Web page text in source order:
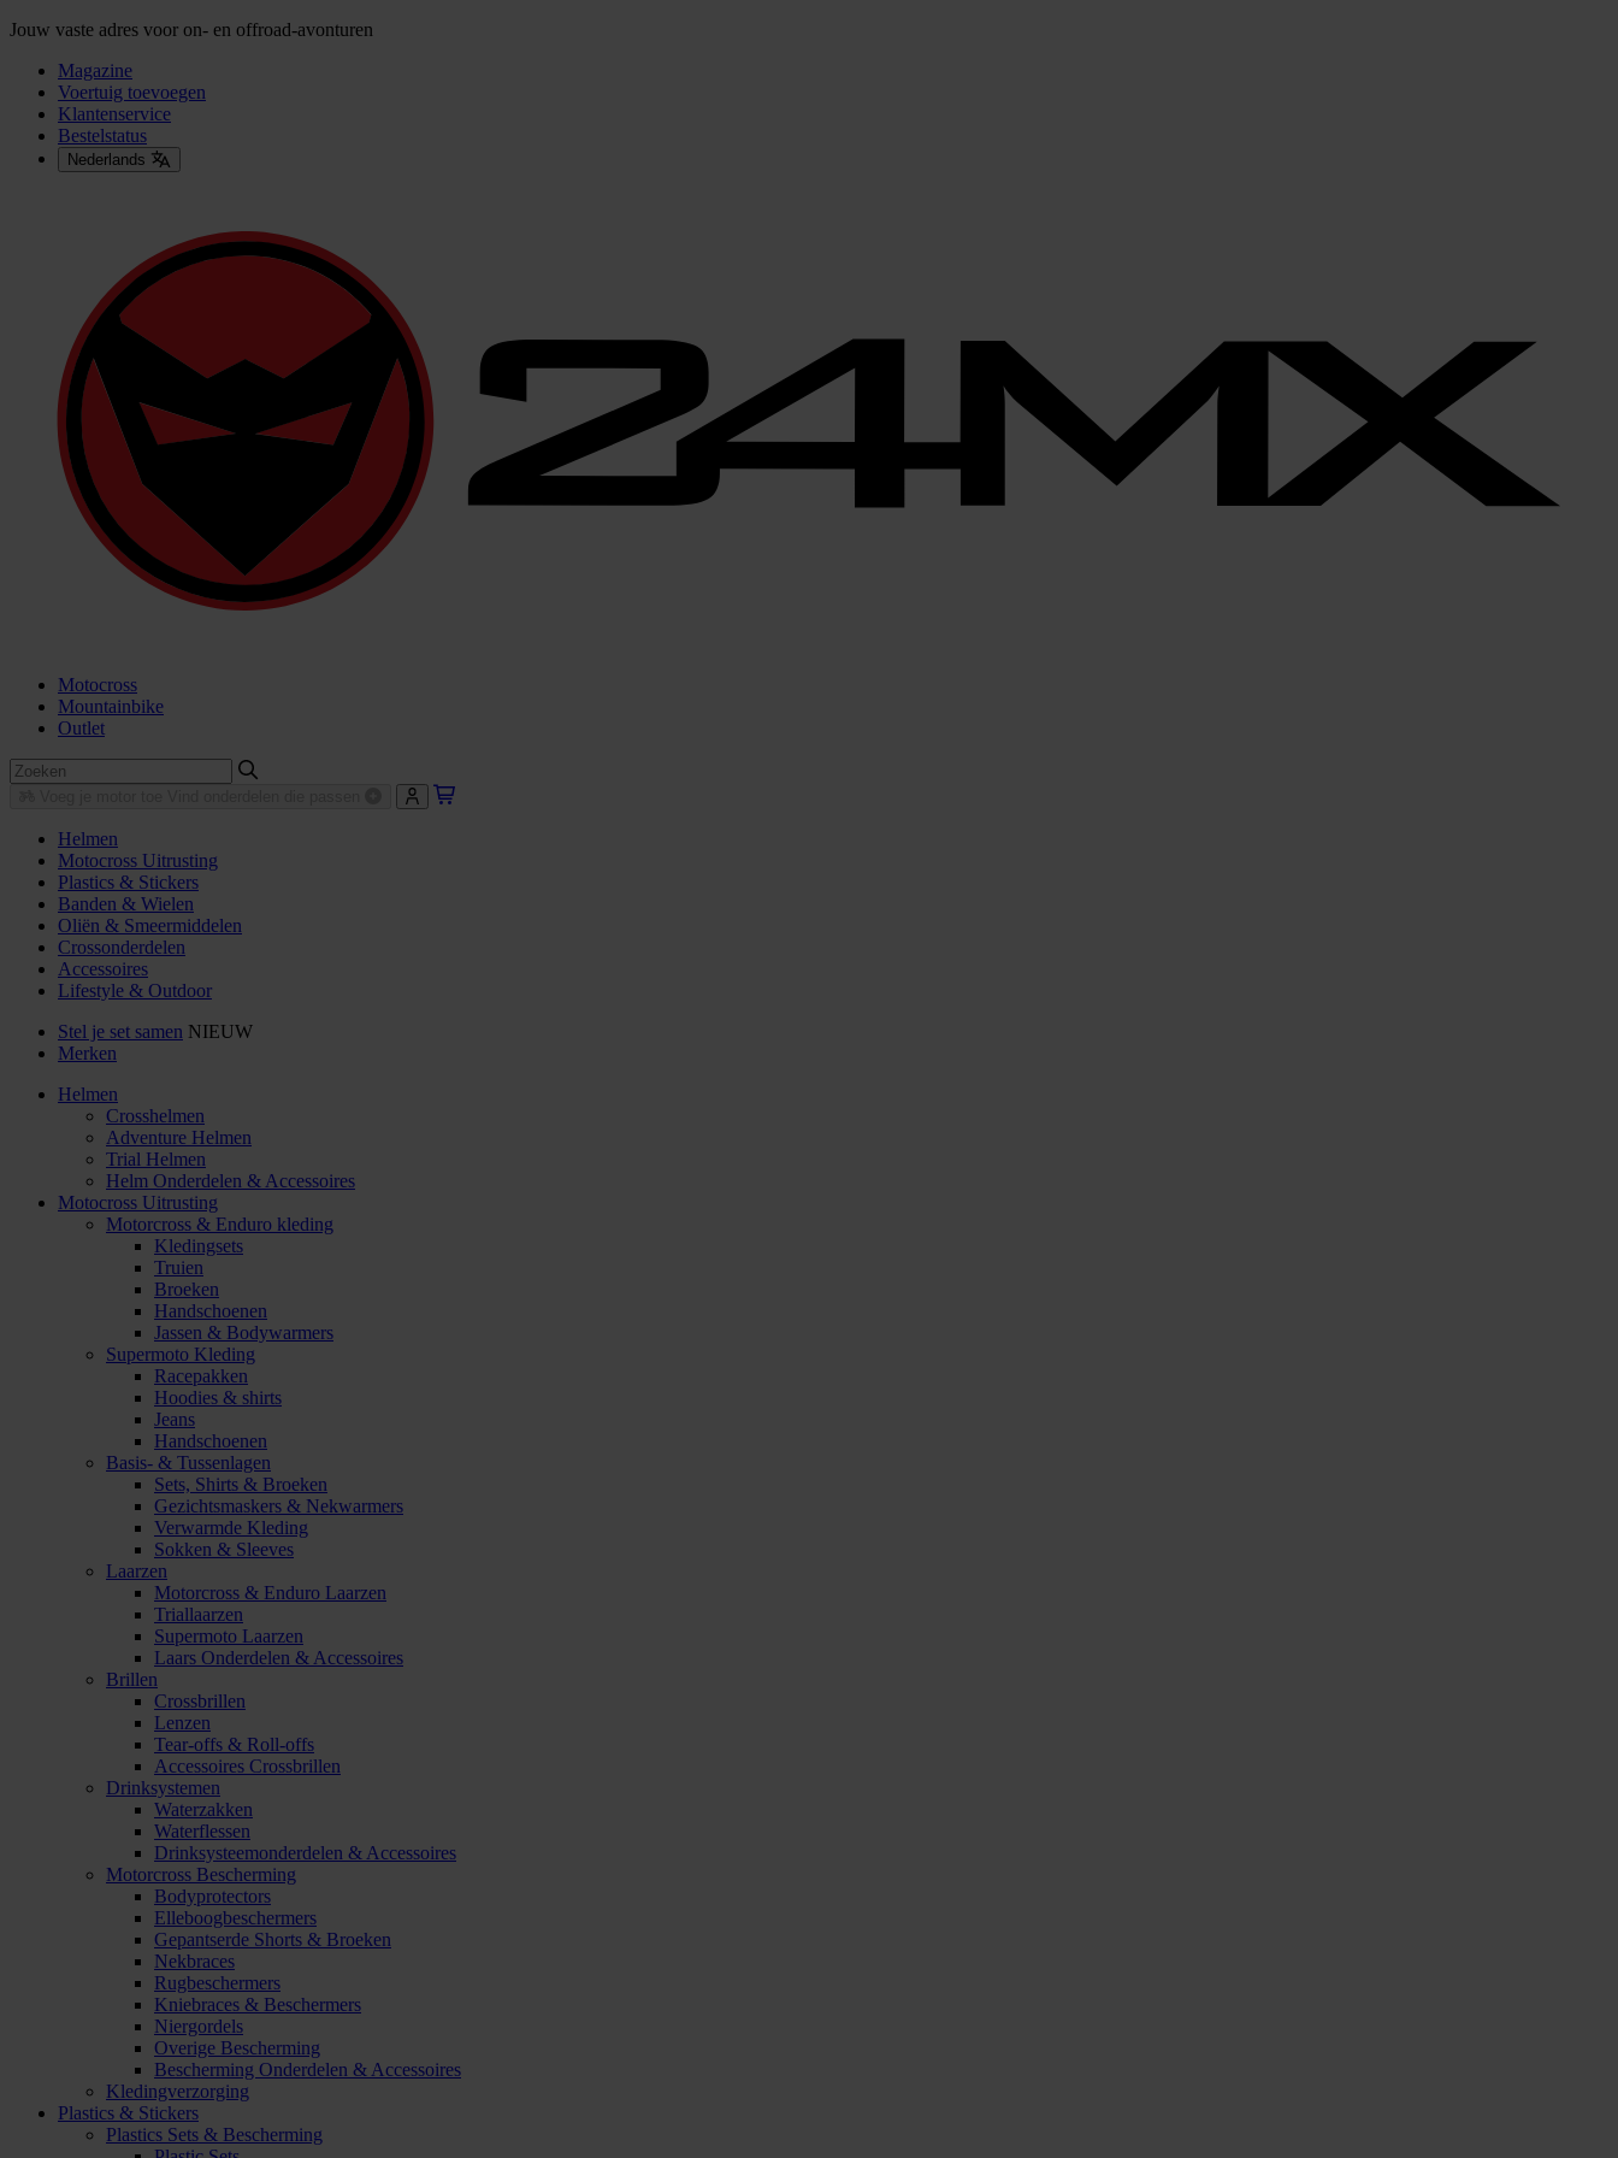
Jouw vaste adres voor on- en offroad-avonturen
Magazine
Voertuig toevoegen
Klantenservice
Bestelstatus
Nederlands
Motocross
Mountainbike
Outlet
Helmen
Motocross Uitrusting
Plastics & Stickers
Banden & Wielen
Oliën & Smeermiddelen
Crossonderdelen
Accessoires
Lifestyle & Outdoor
Stel je set samen NIEUW
Merken
Helmen
Crosshelmen
Adventure Helmen
Trial Helmen
Helm Onderdelen & Accessoires
Motocross Uitrusting
Motorcross & Enduro kleding
Kledingsets
Truien
Broeken
Handschoenen
Jassen & Bodywarmers
Supermoto Kleding
Racepakken
Hoodies & shirts
Jeans
Handschoenen
Basis- & Tussenlagen
Sets, Shirts & Broeken
Gezichtsmaskers & Nekwarmers
Verwarmde Kleding
Sokken & Sleeves
Laarzen
Motorcross & Enduro Laarzen
Triallaarzen
Supermoto Laarzen
Laars Onderdelen & Accessoires
Brillen
Crossbrillen
Lenzen
Tear-offs & Roll-offs
Accessoires Crossbrillen
Drinksystemen
Waterzakken
Waterflessen
Drinksysteemonderdelen & Accessoires
Motorcross Bescherming
Bodyprotectors
Elleboogbeschermers
Gepantserde Shorts & Broeken
Nekbraces
Rugbeschermers
Kniebraces & Beschermers
Niergordels
Overige Bescherming
Bescherming Onderdelen & Accessoires
Kledingverzorging
Plastics & Stickers
Plastics Sets & Bescherming